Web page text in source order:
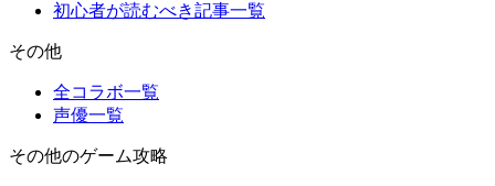
初心者が読むべき記事一覧
その他
全コラボ一覧
声優一覧
その他のゲーム攻略